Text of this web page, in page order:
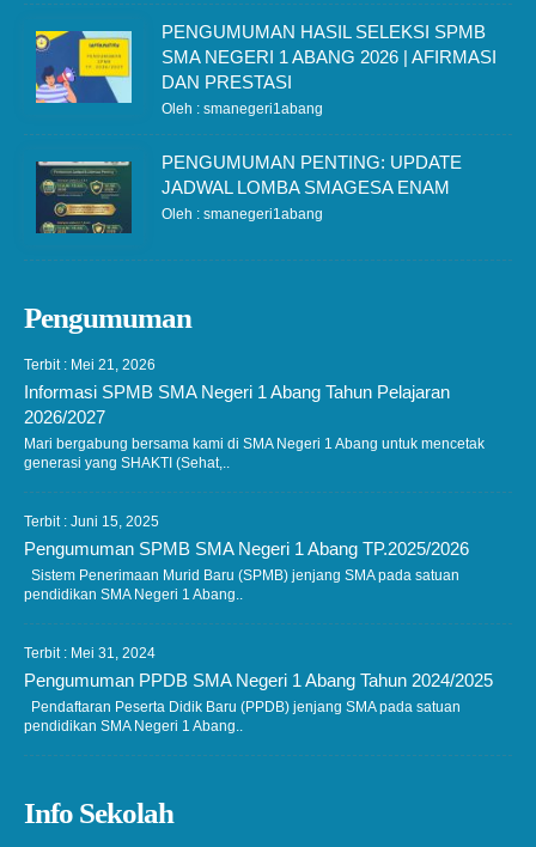
PENGUMUMAN HASIL SELEKSI SPMB
SMA NEGERI 1 ABANG 2026 | AFIRMASI
DAN PRESTASI
Oleh : smanegeri1abang
PENGUMUMAN PENTING: UPDATE
JADWAL LOMBA SMAGESA ENAM
Oleh : smanegeri1abang
Pengumuman
Terbit : Mei 21, 2026
Informasi SPMB SMA Negeri 1 Abang Tahun Pelajaran
2026/2027
Mari bergabung bersama kami di SMA Negeri 1 Abang untuk mencetak
generasi yang SHAKTI (Sehat,..
Terbit : Juni 15, 2025
Pengumuman SPMB SMA Negeri 1 Abang TP.2025/2026
Sistem Penerimaan Murid Baru (SPMB) jenjang SMA pada satuan
pendidikan SMA Negeri 1 Abang..
Terbit : Mei 31, 2024
Pengumuman PPDB SMA Negeri 1 Abang Tahun 2024/2025
Pendaftaran Peserta Didik Baru (PPDB) jenjang SMA pada satuan
pendidikan SMA Negeri 1 Abang..
Info Sekolah